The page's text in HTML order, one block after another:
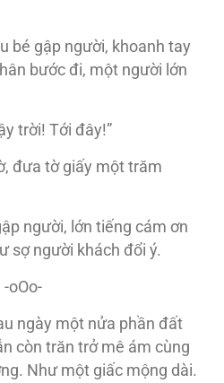
bé gập người, khoanh tay
bước đi, một người lớn
trời! Tới đây!”
đưa tờ giấy một trăm
người, lớn tiếng cám ơn
sợ người khách đổi ý.
-oOo-
ngày một nửa phần đất
còn trăn trở mê ám cùng
Như một giấc mộng dài.